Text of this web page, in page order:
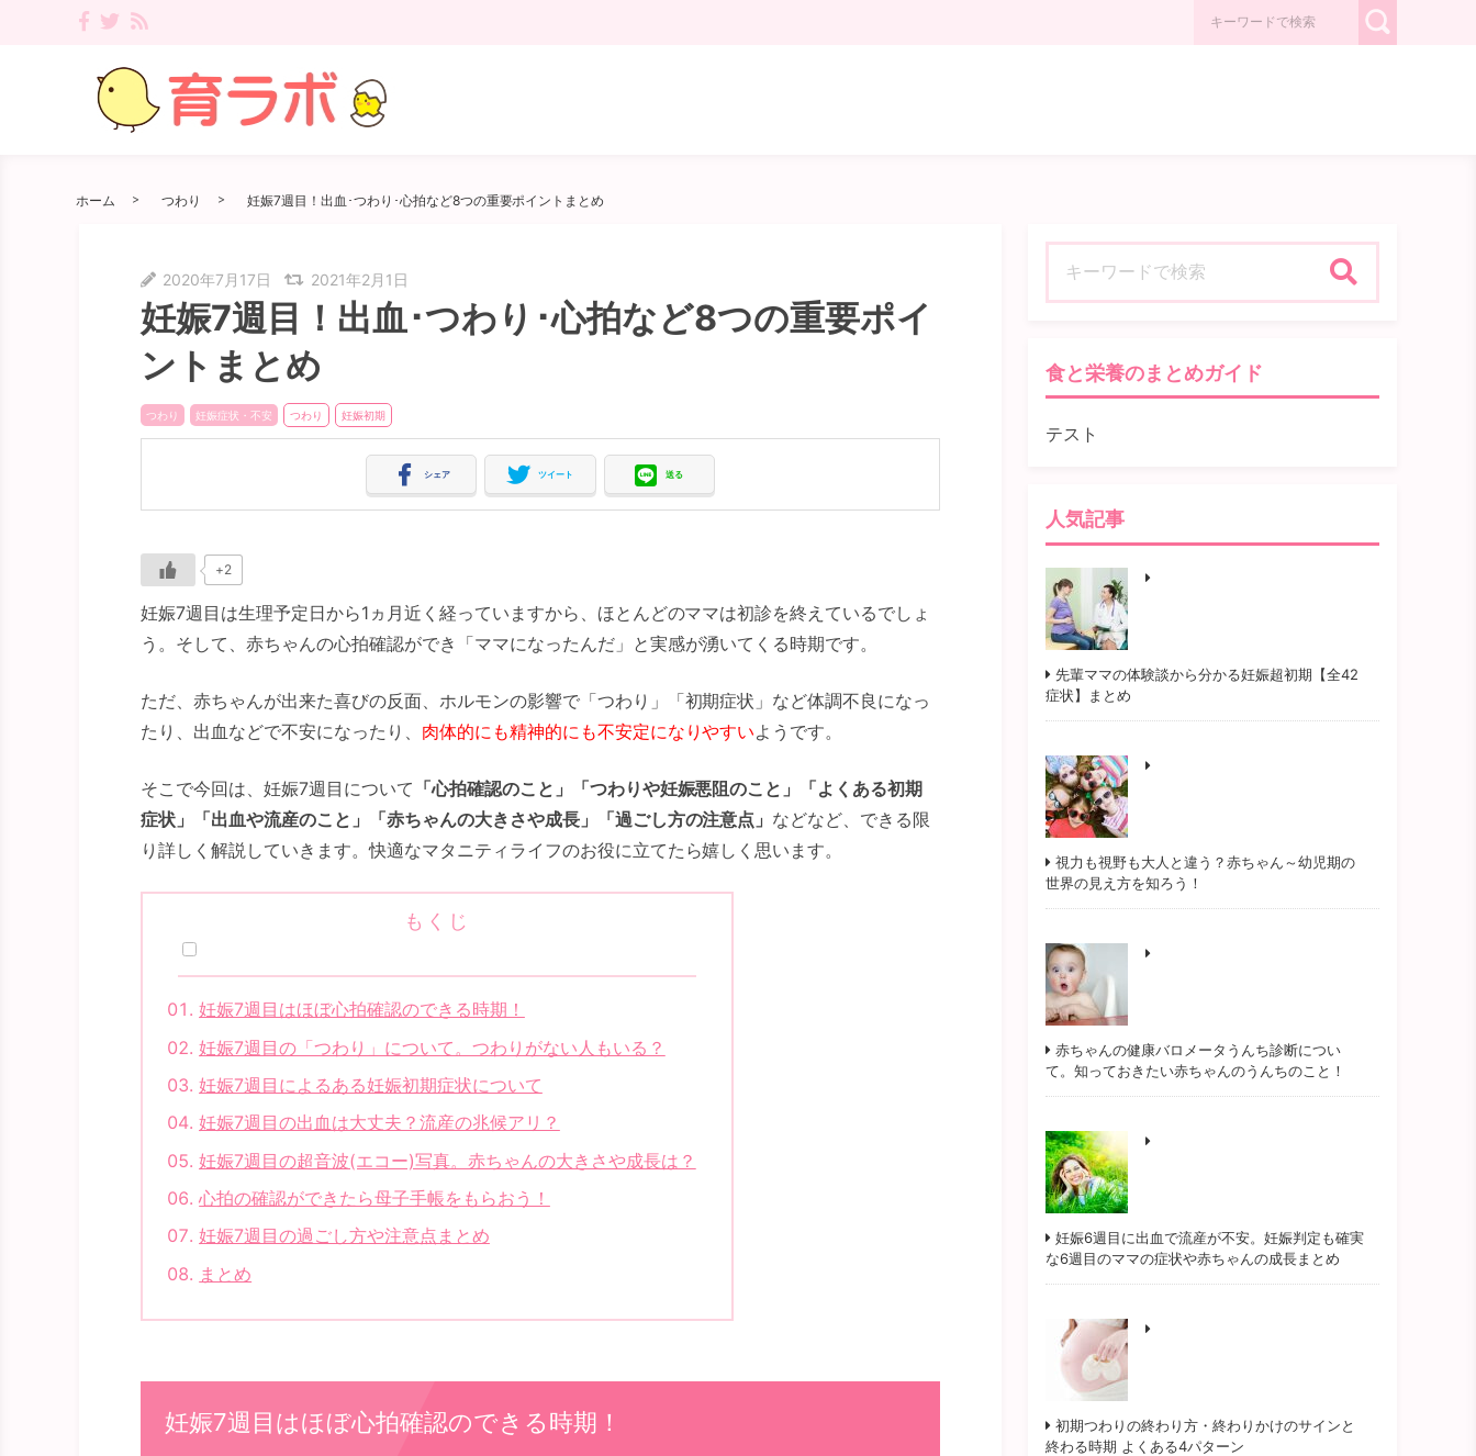
ホーム つわり 妊娠7週目！出血･つわり･心拍など8つの重要ポイントまとめ
2020年7月17日 2021年2月1日
妊娠7週目！出血･つわり･心拍など8つの重要ポイ
ントまとめ
つわり 妊娠症状・不安 つわり 妊娠初期
シェア ツイート 送る
+2
妊娠7週目は生理予定日から1ヵ月近く経っていますから、ほとんどのママは初診を終えているでしょ
う。そして、赤ちゃんの心拍確認ができ「ママになったんだ」と実感が湧いてくる時期です。
ただ、赤ちゃんが出来た喜びの反面、ホルモンの影響で「つわり」「初期症状」など体調不良になっ
たり、出血などで不安になったり、 肉体的にも精神的にも不安定になりやすいようです。
そこで今回は、妊娠7週目について 「心拍確認のこと」「つわりや妊娠悪阻のこと」「よくある初期
症状」「出血や流産のこと」「赤ちゃんの大きさや成長」「過ごし方の注意点」 などなど、できる限
り詳しく解説していきます。快適なマタニティライフのお役に立てたら嬉しく思います。
もくじ
妊娠7週目はほぼ心拍確認のできる時期！
妊娠7週目の「つわり」について。つわりがない人もいる？
妊娠7週目によるある妊娠初期症状について
妊娠7週目の出血は大丈夫？流産の兆候アリ？
妊娠7週目の超音波(エコー)写真。赤ちゃんの大きさや成長は？
心拍の確認ができたら母子手帳をもらおう！
妊娠7週目の過ごし方や注意点まとめ
まとめ
妊娠7週目はほぼ心拍確認のできる時期！
食と栄養のまとめガイド
テスト
人気記事
先輩ママの体験談から分かる妊娠超初期【全42
症状】まとめ
視力も視野も大人と違う？赤ちゃん～幼児期の
世界の見え方を知ろう！
赤ちゃんの健康バロメータうんち診断につい
て。知っておきたい赤ちゃんのうんちのこと！
妊娠6週目に出血で流産が不安。妊娠判定も確実
な6週目のママの症状や赤ちゃんの成長まとめ
初期つわりの終わり方・終わりかけのサインと
終わる時期 よくある4パターン